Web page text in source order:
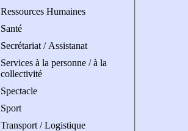
Ressources Humaines
Santé
Secrétariat / Assistanat
Services à la personne / à la
collectivité
Spectacle
Sport
Transport / Logistique